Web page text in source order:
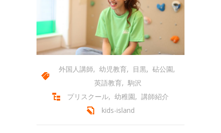
外国人講師, 幼児教育, 目黒, 砧公園,
英語教育, 駒沢
プリスクール, 幼稚園, 講師紹介
kids-island